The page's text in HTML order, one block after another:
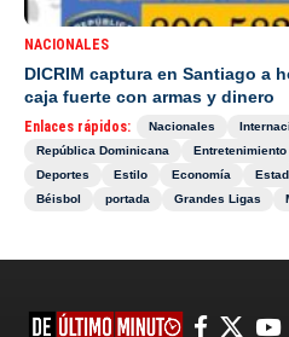
NACIONALES
DICRIM captura en Santiago a
caja fuerte con armas y dinero
Enlaces rápidos: Nacionales
República Dominicana
Entretenimiento
Deportes
Estilo Economía
Béisbol
portada Grandes Ligas